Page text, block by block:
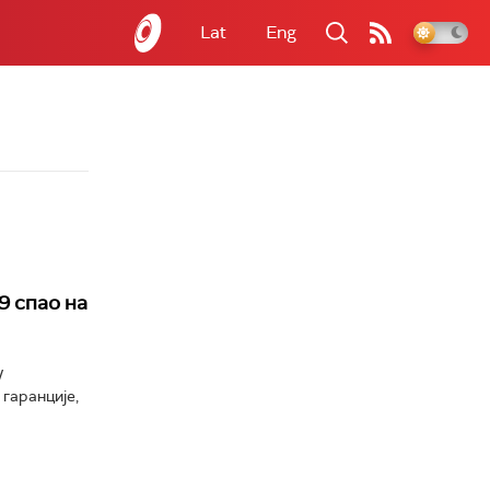
Lat Eng
спао на